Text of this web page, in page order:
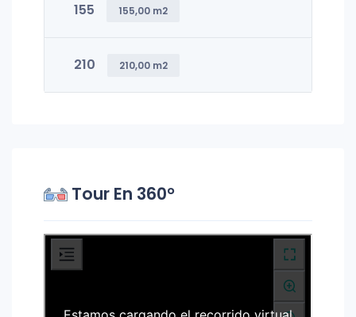
155 155,00 m2
210 210,00 m2
Tour En 360°